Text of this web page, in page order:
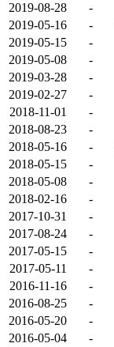
2019-08-28
-
2019-05-16
-
2019-05-15
-
2019-05-08
-
2019-03-28
-
2019-02-27
-
2018-11-01
-
2018-08-23
-
2018-05-16
-
2018-05-15
-
2018-05-08
-
2018-02-16
-
2017-10-31
-
2017-08-24
-
2017-05-15
-
2017-05-11
-
2016-11-16
-
2016-08-25
-
2016-05-20
-
2016-05-04
-